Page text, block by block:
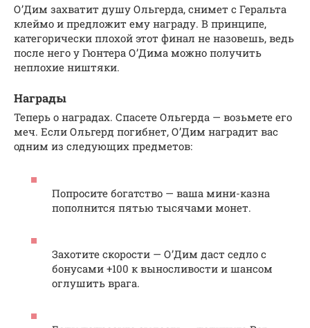
О’Дим захватит душу Ольгерда, снимет с Геральта
клеймо и предложит ему награду. В принципе,
категорически плохой этот финал не назовешь, ведь
после него у Гюнтера О’Дима можно получить
неплохие ништяки.
Награды
Теперь о наградах. Спасете Ольгерда — возьмете его
меч. Если Ольгерд погибнет, О’Дим наградит вас
одним из следующих предметов:
Попросите богатство — ваша мини-казна
пополнится пятью тысячами монет.
Захотите скорости — О’Дим даст седло с
бонусами +100 к выносливости и шансом
оглушить врага.